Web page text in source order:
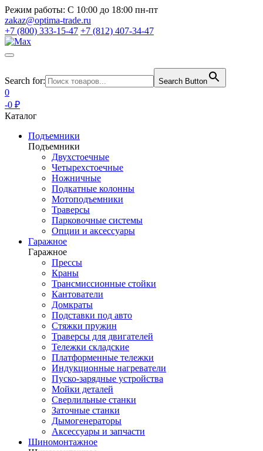
Режим работы: С 10:00 до 18:00 пн-пт
zakaz@optima-trade.ru
+7 (800) 333-15-47 +7 (812) 407-34-47
Search for: Search Button
0
-0 ₽
Каталог
Подъемники
Подъемники
Двухстоечные
Четырехстоечные
Ножничные
Подкатные колонны
Мотоподъемники
Траверсы
Парковочные системы
Опции и аксессуары
Гаражное
Гаражное
Прессы
Краны
Трансмиссионные стойки
Кантователи
Домкраты
Подставки под авто
Стяжки пружин
Траверсы для двигателей
Тележки складские
Платформенные тележки
Индукционные нагреватели
Пуско-зарядные устройства
Мойки деталей
Сверлильные станки
Заточные станки
Дымогенераторы
Аксессуары и запчасти
Шиномонтажное